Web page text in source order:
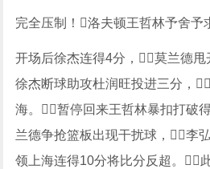
完全压制！洛夫顿王哲林予舍予
开场后徐杰连得4分，莫兰德
徐杰断球助攻杜润旺投进三分，
海。暂停回来王哲林暴扣打破
兰德争抢篮板出现干扰球，李
领上海连得10分将比分反超。